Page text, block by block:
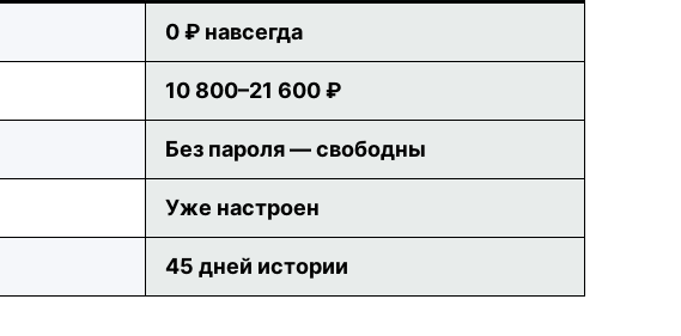
0 ₽ навсегда
10 800–21 600 ₽
Без пароля — свободны
Уже настроен
45 дней истории